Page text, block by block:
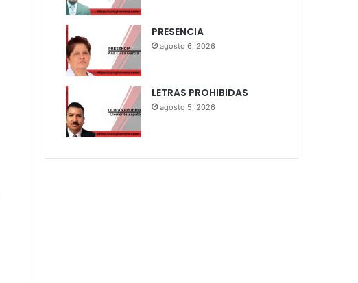
PRESENCIA
agosto 6, 2026
LETRAS PROHIBIDAS
agosto 5, 2026